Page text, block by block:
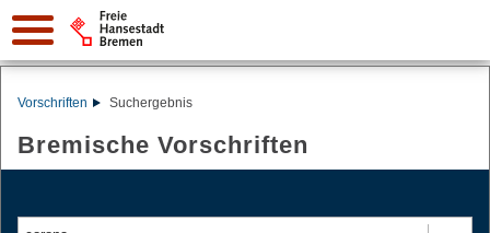
Vorschriften Suchergebnis
Bremische Vorschriften